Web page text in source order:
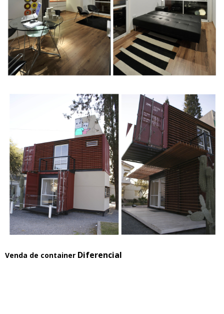
Venda de container Diferencial